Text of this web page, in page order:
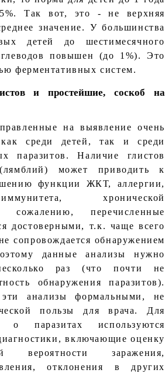
Так вот, это - не верхняя
значение. У большинства
детей до шестимесячного
повышен (до 1%). Это
ферментативных систем.
и простейшие, соскоб на
на выявление очень
как среди детей, так и среди
паразитов. Наличие глистов
может приводить к
функции ЖКТ, аллергии,
хронической
перечисленные
достоверными, т.к. чаще всего
сопровождается обнаружением
данные анализы нужно
раз (что почти не
обнаружения паразитов).
эти анализы формальными, не
пользы для врача. Для
о паразитах используются
включающие оценку
вероятности заражения,
отклонения в других